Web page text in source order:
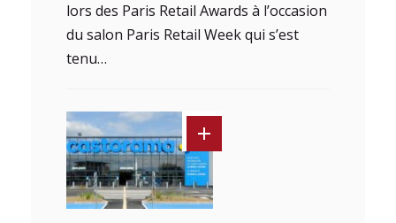
lors des Paris Retail Awards à l’occasion
du salon Paris Retail Week qui s’est
tenu…